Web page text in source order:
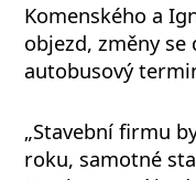
Komenského a
objezd, změny
autobusový
„Stavební firmu
roku, samotné